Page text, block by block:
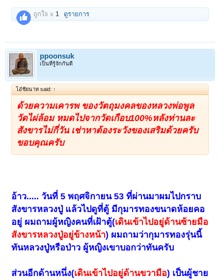
ถูกใจ x 1 ดูรายการ
ppoonsuk
เป็นที่รู้จักกันดี
โอ๋ชัยนาท said: ↑
ด้วยความเคารพ ของวัตถุมงคลของหลวงพ่อพูล
วัดไผ่ล้อม หมดไปจากวัดเกือบ100%หลังท่านละ
สังขารไม่กี่วัน เช่าหาต้องระวังของเสริมด้วยครับ
ขอบคุณครับ
อ้าว..... วันที่ 5 พฤศจิกายน 53 ที่ผ่านมาผมไปกราบ
สังขารหลวงปู่ แล้วไปดูที่ตู้ มีกุมารทองขนาดห้อยคอ
อยู่ ผมถามผู้หญิงคนที่เฝ้าตู้(เดินเข้าไปอยู่ด้านซ้ายมือ
สังขารหลวงปู่อยู่ข้างหน้า) ผมถามว่ากุมารทองรุ่นนี้
ทันหลวงปู่หรือป่าว ผู้หญิงเขาบอกว่าทันครับ
ส่วนอีกด้านหนึ่ง(เดินเข้าไปอยู่ด้านขวามือ) เป็นผู้ชาย